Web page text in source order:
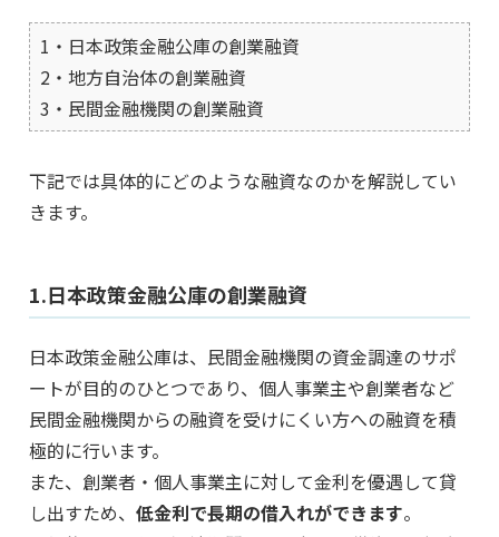
1・日本政策金融公庫の創業融資
2・地方自治体の創業融資
3・民間金融機関の創業融資
下記では具体的にどのような融資なのかを解説してい
きます。
1.日本政策金融公庫の創業融資
日本政策金融公庫は、民間金融機関の資金調達のサポ
ートが目的のひとつであり、個人事業主や創業者など
民間金融機関からの融資を受けにくい方への融資を積
極的に行います。
また、創業者・個人事業主に対して金利を優遇して貸
し出すため、 低金利で長期の借入れができます。